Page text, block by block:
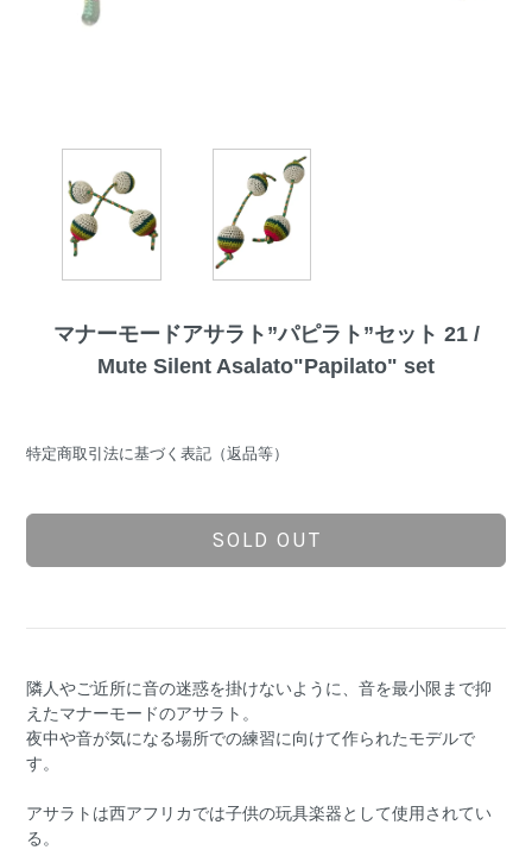
マナーモードアサラト”パピラト”セット 21 /
Mute Silent Asalato"Papilato" set
特定商取引法に基づく表記（返品等）
SOLD OUT
隣人やご近所に音の迷惑を掛けないように、音を最小限まで抑
えたマナーモードのアサラト。
夜中や音が気になる場所での練習に向けて作られたモデルで
す。
アサラトは西アフリカでは子供の玩具楽器として使用されてい
る。